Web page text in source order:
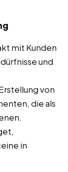
mit Kunden
und
von
die als
in